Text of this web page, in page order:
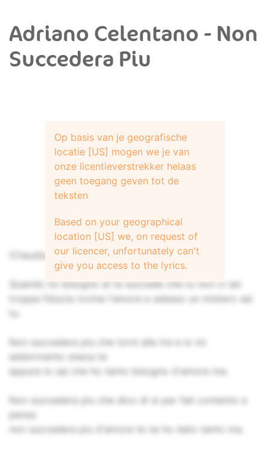
Adriano Celentano - Non
Succedera Piu
(Claudia Mori and Adriano Celentano)
Quando ho bisogno di te succede che tu non ci sei
troppa fiducia rovina l'amore e adesso un mistero sei
tu.
Non succedera piu che torni alle tre e io mi
addormento sneza te
eppure lo sai che ho tanto bisogno d'amore ma.
Non succedera piu che dico di si per fati contento e
penso
non succedera piu d'amore te ne ho dato tanto ma.
Op basis van je geografische
locatie [US] mogen we je van
onze licentieverstrekker helaas
geen toegang geven tot de
teksten
Based on your geographical
location [US] we, on request of
our licencer, unfortunately can't
give you access to the lyrics.